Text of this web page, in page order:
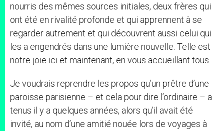
nourris des mêmes sources initiales, deux frères qui
ont été en rivalité profonde et qui apprennent à se
regarder autrement et qui découvrent aussi celui qui
les a engendrés dans une lumière nouvelle. Telle est
notre joie ici et maintenant, en vous accueillant tous.
Je voudrais reprendre les propos qu’un prêtre d’une
paroisse parisienne – et cela pour dire l’ordinaire – a
tenus il y a quelques années, alors qu’il avait été
invité, au nom d’une amitié nouée lors de voyages à